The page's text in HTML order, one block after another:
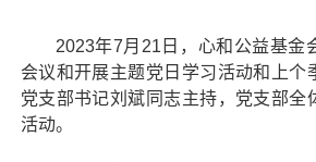
2023年7月21日，心和公益基金
会议和开展主题党日学习活动和上个
党支部书记刘斌同志主持，党支部全
活动。